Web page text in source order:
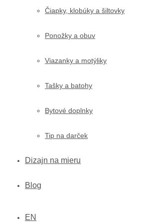
Čiapky, klobúky a šiltovky
Ponožky a obuv
Viazanky a motýliky
Tašky a batohy
Bytové doplnky
Tip na darček
Dizajn na mieru
Blog
EN